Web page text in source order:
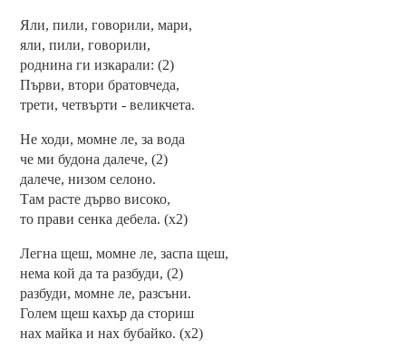
Яли, пили, говорили, мари,
яли, пили, говорили,
роднина ги изкарали: (2)
Първи, втори братовчеда,
трети, четвърти - великчета.
Не ходи, момне ле, за вода
че ми будона далече, (2)
далече, низом селоно.
Там расте дърво високо,
то прави сенка дебела. (х2)
Легна щеш, момне ле, заспа щеш,
нема кой да та разбуди, (2)
разбуди, момне ле, разсъни.
Голем щеш кахър да сториш
нах майка и нах бубайко. (х2)